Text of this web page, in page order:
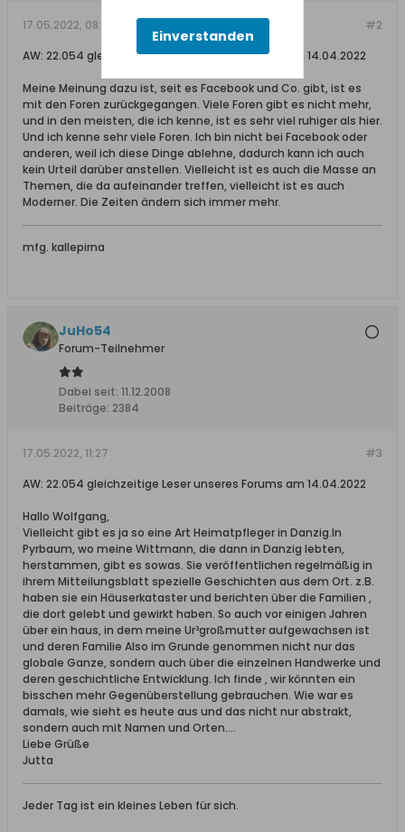
#2
17.05.2022, 08:47
AW: 22.054 gleichzeitige Leser unseres Forums am 14.04.2022
Meine Meinung dazu ist, seit es Facebook und Co. gibt, ist es
mit den Foren zurückgegangen. Viele Foren gibt es nicht mehr,
und in den meisten, die ich kenne, ist es sehr viel ruhiger als hier.
Und ich kenne sehr viele Foren. Ich bin nicht bei Facebook oder
anderen, weil ich diese Dinge ablehne, dadurch kann ich auch
kein Urteil darüber anstellen. Vielleicht ist es auch die Masse an
Themen, die da aufeinander treffen, vielleicht ist es auch
Moderner. Die Zeiten ändern sich immer mehr.
mfg. kallepirna
JuHo54
Forum-Teilnehmer
Dabei seit: 11.12.2008
Beiträge: 2384
#3
17.05.2022, 11:27
AW: 22.054 gleichzeitige Leser unseres Forums am 14.04.2022
Hallo Wolfgang,
Vielleicht gibt es ja so eine Art Heimatpfleger in Danzig.In
Pyrbaum, wo meine Wittmann, die dann in Danzig lebten,
herstammen, gibt es sowas. Sie veröffentlichen regelmäßig in
ihrem Mitteilungsblatt spezielle Geschichten aus dem Ort. z.B.
haben sie ein Häuserkataster und berichten über die Familien ,
die dort gelebt und gewirkt haben. So auch vor einigen Jahren
über ein haus, in dem meine Ur³großmutter aufgewachsen ist
und deren Familie Also im Grunde genommen nicht nur das
globale Ganze, sondern auch über die einzelnen Handwerke und
deren geschichtliche Entwicklung. Ich finde , wir könnten ein
bisschen mehr Gegenüberstellung gebrauchen. Wie war es
damals, wie sieht es heute aus und das nicht nur abstrakt,
sondern auch mit Namen und Orten....
Liebe Grüße
Jutta
Jeder Tag ist ein kleines Leben für sich.
Einverstanden